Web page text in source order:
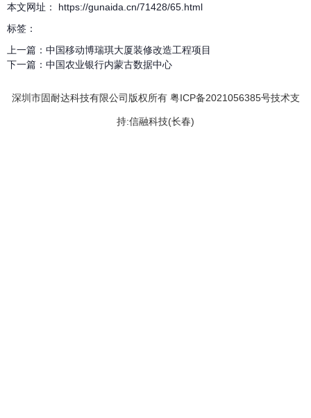
本文网址： https://gunaida.cn/71428/65.html
标签：
上一篇： 中国移动博瑞琪大厦装修改造工程项目
下一篇： 中国农业银行内蒙古数据中心
深圳市固耐达科技有限公司版权所有 粤ICP备2021056385号技术支
持:信融科技(长春)